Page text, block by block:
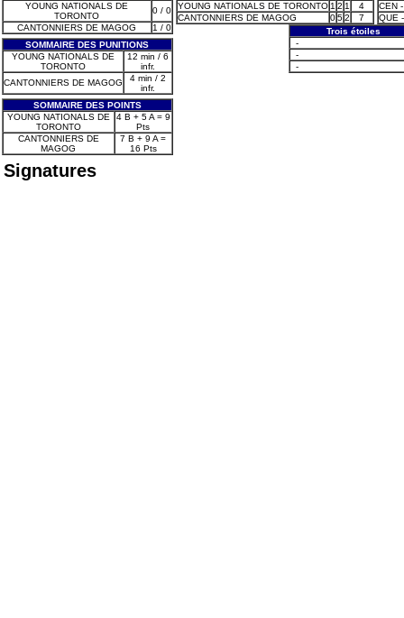
YOUNG NATIONALS DE
TORONTO
0 / 0
CANTONNIERS DE MAGOG
1 / 0
SOMMAIRE DES PUNITIONS
YOUNG NATIONALS DE
TORONTO
12 min / 6
infr.
CANTONNIERS DE MAGOG
4 min / 2
infr.
SOMMAIRE DES POINTS
YOUNG NATIONALS DE
TORONTO
4 B + 5 A = 9
Pts
CANTONNIERS DE
MAGOG
7 B + 9 A =
16 Pts
YOUNG NATIONALS DE TORONTO 1 2 1
4
CANTONNIERS DE MAGOG
052 7
CEN
QUE
Trois étoiles
-
-
-
Signatures